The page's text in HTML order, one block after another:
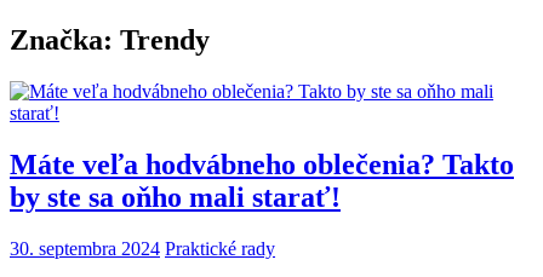
Značka: Trendy
Máte veľa hodvábneho oblečenia? Takto
by ste sa oňho mali starať!
30. septembra 2024 Praktické rady